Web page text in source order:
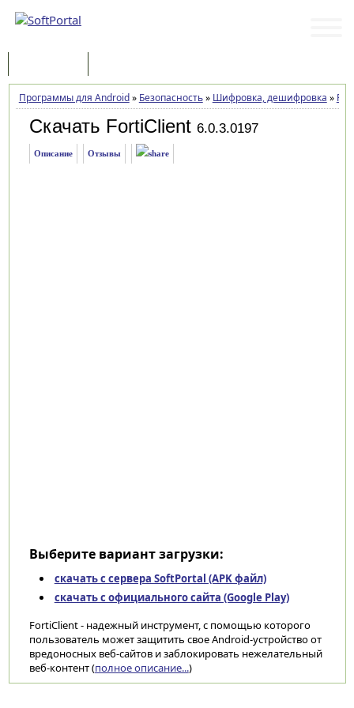
Программы для Android» Безопасность» Шифровка, дешифровка »
Скачать FortiClient 6.0.3.0197
Описание Отзывы
Выберите вариант загрузки:
скачать с сервера SoftPortal (APK файл)
скачать с официального сайта (Google Play)
FortiClient - надежный инструмент, с помощью которого
пользователь может защитить свое Android-устройство от
вредоносных веб-сайтов и заблокировать нежелательный
веб-контент (полное описание...)